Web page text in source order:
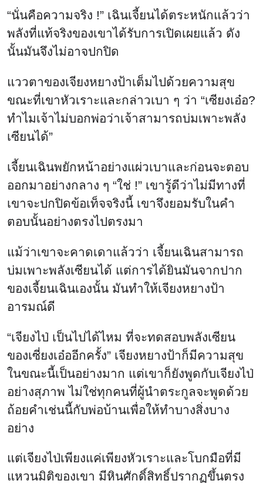
“นั่นคือความจริง !” เฉินเจี้ยนได้ตระหนักแล้วว่า
พลังที่แท้จริงของเขาได้รับการเปิดเผยแล้ว ดัง
นั้นมันจึงไม่อาจปกปิด
แววตาของเจียงหยางป้าเต็มไปด้วยความสุข
ขณะที่เขาหัวเราะและกล่าวเบา ๆ ว่า “เซียงเอ๋อ?
ทำไมเจ้าไม่บอกพ่อว่าเจ้าสามารถบ่มเพาะพลัง
เซียนได้”
เจี้ยนเฉินพยักหน้าอย่างแผ่วเบาและก่อนจะตอบ
ออกมาอย่างกลาง ๆ “ใช่ !” เขารู้ดีว่าไม่มีทางที่
เขาจะปกปิดข้อเท็จจริงนี้ เขาจึงยอมรับในคำ
ตอบนั้นอย่างตรงไปตรงมา
แม้ว่าเขาจะคาดเดาแล้วว่า เจี้ยนเฉินสามารถ
บ่มเพาะพลังเซียนได้ แต่การได้ยินมันจากปาก
ของเจี้ยนเฉินเองนั้น มันทำให้เจียงหยางป้า
อารมณ์ดี
“เจียงไป่ เป็นไปได้ไหม ที่จะทดสอบพลังเซียน
ของเซี่ยงเอ๋ออีกครั้ง” เจียงหยางป้าก็มีความสุข
ในขณะนี้เป็นอย่างมาก แต่เขาก็ยังพูดกับเจียงไป่
อย่างสุภาพ ไม่ใช่ทุกคนที่ผู้นำตระกูลจะพูดด้วย
ถ้อยคำเช่นนี้กับพ่อบ้านเพื่อให้ทำบางสิ่งบาง
อย่าง
แต่เจียงไป่เพียงแค่เพียงหัวเราะและโบกมือที่มี
แหวนมิติของเขา มีหินศักดิ์สิทธิ์ปรากฏขึ้นตรง